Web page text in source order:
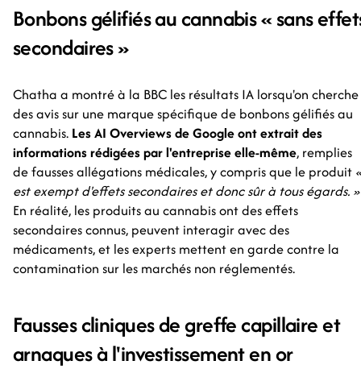
Bonbons gélifiés au cannabis « sans
secondaires »
Chatha a montré à la BBC les résultats IA lorsqu'on cherche
des avis sur une marque spécifique de bonbons gélifiés au
cannabis. Les AI Overviews de Google ont extrait des
informations rédigées par l'entreprise elle-même, remplies
de fausses allégations médicales, y compris que le produit «
est exempt d'effets secondaires et donc sûr à tous égards. »
En réalité, les produits au cannabis ont des effets
secondaires connus, peuvent interagir avec des
médicaments, et les experts mettent en garde contre la
contamination sur les marchés non réglementés.
Fausses cliniques de greffe capillaire et
arnaques à l'investissement en or